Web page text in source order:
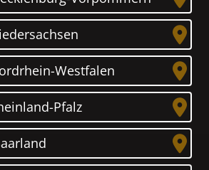
Westfalen
Pfalz